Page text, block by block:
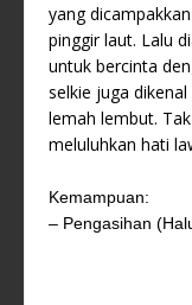
yang
pinggir laut. Lalu
untuk bercinta
selkie juga
lemah lembut.
meluluhkan hati
Kemampuan:
– Pengasihan